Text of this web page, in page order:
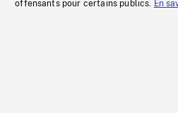
offensants pour certains publics. En